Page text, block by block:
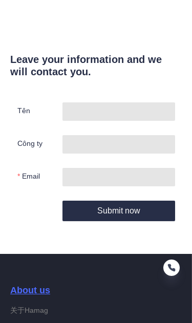
Leave your information and we
will contact you.
Tên
Công ty
Email
Submit now
About us
关于Hamag